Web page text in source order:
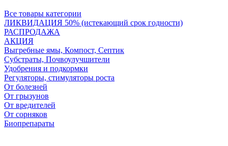
Все товары категории
ЛИКВИДАЦИЯ 50% (истекающий срок годности)
РАСПРОДАЖА
АКЦИЯ
Выгребные ямы, Компост, Септик
Субстраты, Почвоулучшители
Удобрения и подкормки
Регуляторы, стимуляторы роста
От болезней
От грызунов
От вредителей
От сорняков
Биопрепараты